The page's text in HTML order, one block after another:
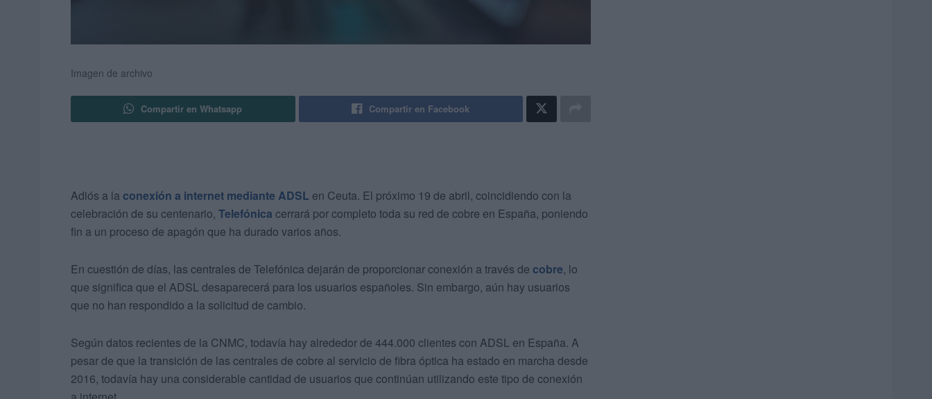
Imagen de archivo
Compartir en Whatsapp Compartir en Facebook
Adiós a la conexión a internet mediante ADSL en Ceuta. El próximo 19 de abril, coincidiendo con la
celebración de su centenario, Telefónica cerrará por completo toda su red de cobre en España, poniendo
fin a un proceso de apagón que ha durado varios años.
En cuestión de días, las centrales de Telefónica dejarán de proporcionar conexión a través de cobre, lo
que significa que el ADSL desaparecerá para los usuarios españoles. Sin embargo, aún hay usuarios
que no han respondido a la solicitud de cambio.
Según datos recientes de la CNMC, todavía hay alrededor de 444.000 clientes con ADSL en España. A
pesar de que la transición de las centrales de cobre al servicio de fibra óptica ha estado en marcha desde
2016, todavía hay una considerable cantidad de usuarios que continúan utilizando este tipo de conexión